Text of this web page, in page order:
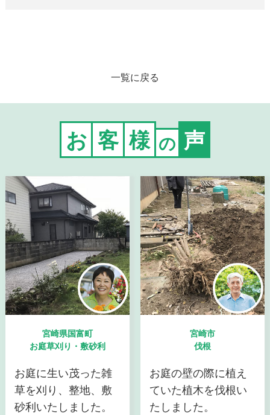
一覧に戻る
お 客 様 の 声
宮崎県国富町
お庭草刈り・敷砂利
お庭に生い茂った雑
草を刈り、整地、敷
砂利いたしました。
宮崎市
伐根
お庭の壁の際に植え
ていた植木を伐根い
たしました。